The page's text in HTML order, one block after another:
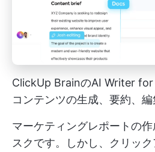
ClickUp BrainのAI Writer for
コンテンツの生成、要約、編
マーケティングレポートの
スクです。しかし、クリッ